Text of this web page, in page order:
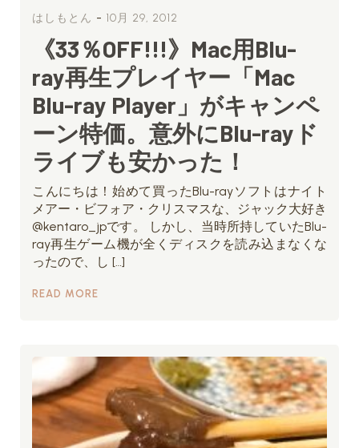
はしもとん - 10月 29, 2012
《33％OFF!!!》Mac用Blu-
ray再生プレイヤー「Mac
Blu-ray Player」がキャンペ
ーン特価。意外にBlu-rayド
ライブも安かった！
こんにちは！始めて買ったBlu-rayソフトはナイト
メアー・ビフォア・クリスマスな、ジャック大好き
@kentaro_jpです。 しかし、当時所持していたBlu-
ray再生ゲーム機が全くディスクを読み込まなくな
ったので、し […]
READ MORE